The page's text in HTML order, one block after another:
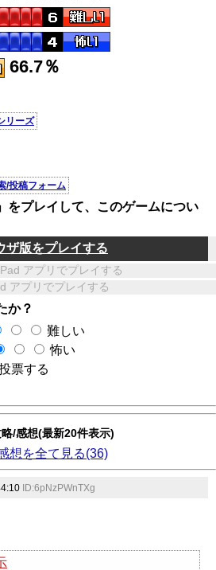
66.7％
リーズ
/投稿フォーム
をプレイして、このゲームについ
ザ版をプレイする
アプリでプレイする
アプリでプレイする
か？
難しい
怖い
票する
/感想(最新20件表示)
想を全て見る(36)
ID:6pNzPWnTXg